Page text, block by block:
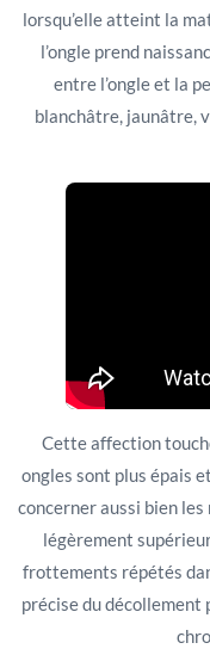
lorsqu’elle atteint la
l’ongle prend
entre l’ongle et la
blanchâtre, jaunâtre,
Cette affection
ongles sont plus épais
concerner aussi bien les
légèrement
frottements répétés
précise du décollement